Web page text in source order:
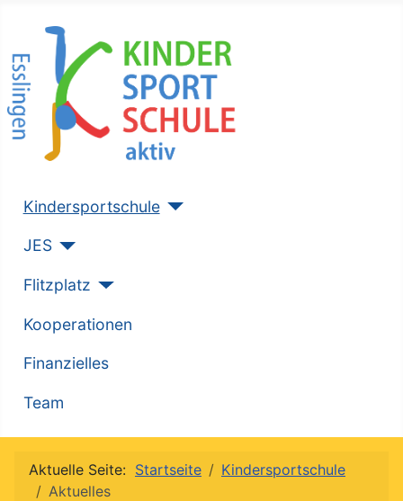
Kindersportschule
JES
Flitzplatz
Kooperationen
Finanzielles
Team
Aktuelle Seite: Startseite
Kindersportschule
Aktuelles